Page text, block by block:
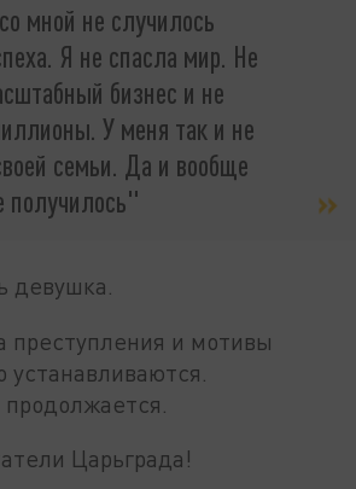
мной не случилось
Я не спасла мир. Не
бизнес и не
У меня так и не
семьи. Да и вообще
получилось"
девушка.
преступления и мотивы
устанавливаются.
Царьграда!